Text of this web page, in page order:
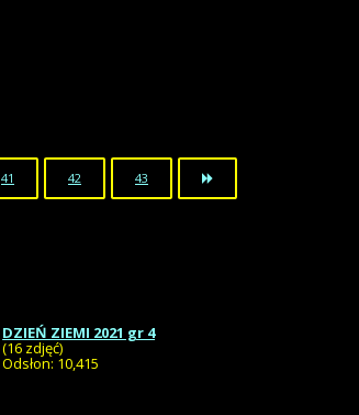
41 42 43
DZIEŃ ZIEMI 2021 gr 4
(16 zdjęć)
Odsłon: 10,415